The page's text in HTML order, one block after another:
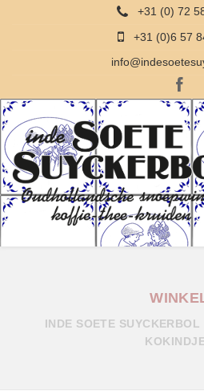
+31 (0) 72
+31 (0)6 57
INDE SOETE SUYCKERBOL